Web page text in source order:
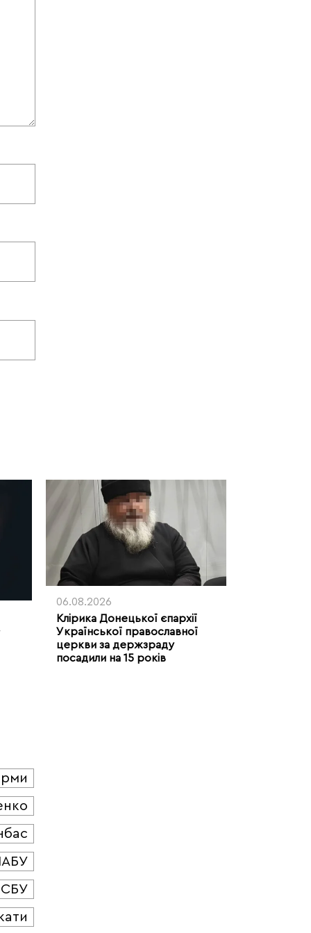
06.08.2026
Клірика Донецької єпархії
Української православної
церкви за держзраду
посадили на 15 років
СБУ